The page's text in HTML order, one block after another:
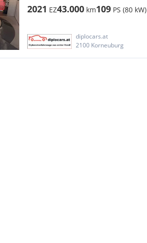
2021 EZ43.000 km109 PS (80 kW)
diplocars.at
2100 Korneuburg